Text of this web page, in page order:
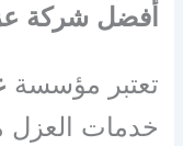
أفضل شركة
تعتبر مؤسسة
خدمات